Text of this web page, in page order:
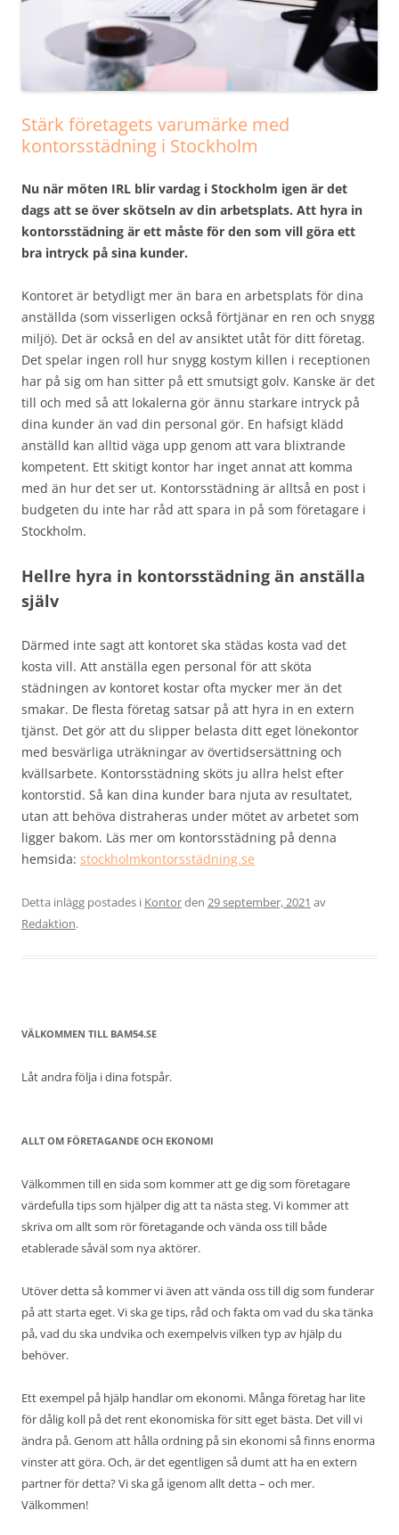
Stärk företagets varumärke med
kontorsstädning i Stockholm
Nu när möten IRL blir vardag i Stockholm igen är det
dags att se över skötseln av din arbetsplats. Att hyra in
kontorsstädning är ett måste för den som vill göra ett
bra intryck på sina kunder.
Kontoret är betydligt mer än bara en arbetsplats för dina
anställda (som visserligen också förtjänar en ren och snygg
miljö). Det är också en del av ansiktet utåt för ditt företag.
Det spelar ingen roll hur snygg kostym killen i receptionen
har på sig om han sitter på ett smutsigt golv. Kanske är det
till och med så att lokalerna gör ännu starkare intryck på
dina kunder än vad din personal gör. En hafsigt klädd
anställd kan alltid väga upp genom att vara blixtrande
kompetent. Ett skitigt kontor har inget annat att komma
med än hur det ser ut. Kontorsstädning är alltså en post i
budgeten du inte har råd att spara in på som företagare i
Stockholm.
Hellre hyra in kontorsstädning än anställa
själv
Därmed inte sagt att kontoret ska städas kosta vad det
kosta vill. Att anställa egen personal för att sköta
städningen av kontoret kostar ofta mycker mer än det
smakar. De flesta företag satsar på att hyra in en extern
tjänst. Det gör att du slipper belasta ditt eget lönekontor
med besvärliga uträkningar av övertidsersättning och
kvällsarbete. Kontorsstädning sköts ju allra helst efter
kontorstid. Så kan dina kunder bara njuta av resultatet,
utan att behöva distraheras under mötet av arbetet som
ligger bakom. Läs mer om kontorsstädning på denna
hemsida: stockholmkontorsstädning.se
Detta inlägg postades i Kontorden 29 september, 2021 av
Redaktion.
VÄLKOMMEN TILL BAM54.SE
Låt andra följa i dina fotspår.
ALLT OM FÖRETAGANDE OCH EKONOMI
Välkommen till en sida som kommer att ge dig som företagare
värdefulla tips som hjälper dig att ta nästa steg. Vi kommer att
skriva om allt som rör företagande och vända oss till både
etablerade såväl som nya aktörer.
Utöver detta så kommer vi även att vända oss till dig som funderar
på att starta eget. Vi ska ge tips, råd och fakta om vad du ska tänka
på, vad du ska undvika och exempelvis vilken typ av hjälp du
behöver.
Ett exempel på hjälp handlar om ekonomi. Många företag har lite
för dålig koll på det rent ekonomiska för sitt eget bästa. Det vill vi
ändra på. Genom att hålla ordning på sin ekonomi så finns enorma
vinster att göra. Och, är det egentligen så dumt att ha en extern
partner för detta? Vi ska gå igenom allt detta – och mer.
Välkommen!